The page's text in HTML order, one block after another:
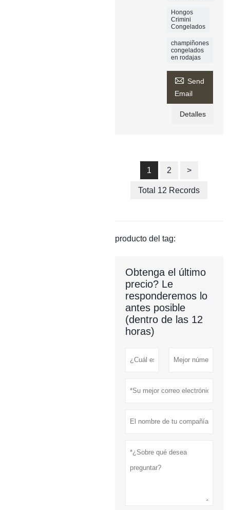
Hongos
Crimini
Congelados
champiñones
congelados
en rodajas
 Send
Email
Detalles
1 2 >
Total 12 Records
producto del tag:
Obtenga el último
precio? Le
responderemos lo
antes posible
(dentro de las 12
horas)